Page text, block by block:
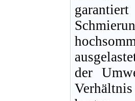
garantiert
der